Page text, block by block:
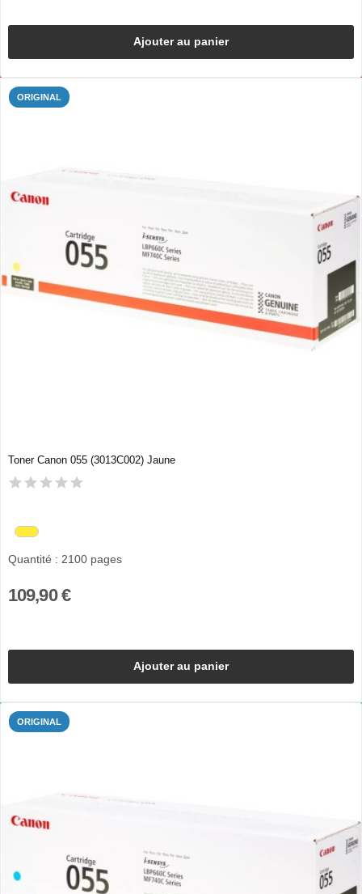
Ajouter au panier
ORIGINAL
Toner Canon 055 (3013C002) Jaune
Quantité : 2100 pages
109,90 €
Ajouter au panier
ORIGINAL